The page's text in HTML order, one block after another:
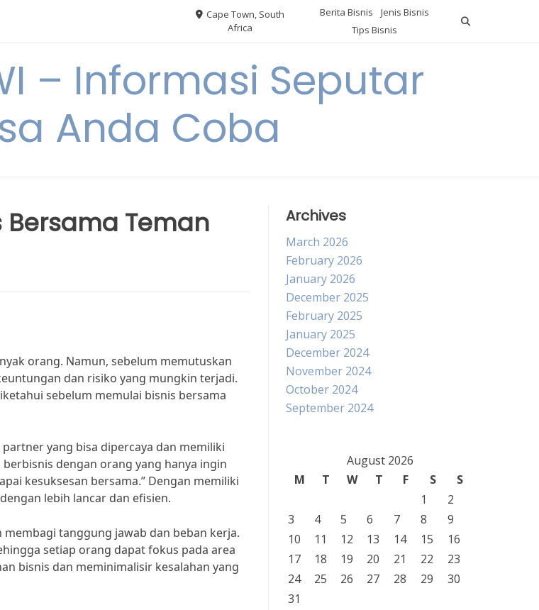
Cape Town, South
Africa
Berita Bisnis
Jenis Bisnis
Tips Bisnis
– Informasi Seputar
Anda Coba
Bersama Teman
orang. Namun, sebelum memutuskan
dan risiko yang mungkin terjadi.
sebelum memulai bisnis bersama
yang bisa dipercaya dan memiliki
berbisnis dengan orang yang hanya ingin
kesuksesan bersama.” Dengan memiliki
lebih lancar dan efisien.
tanggung jawab dan beban kerja.
setiap orang dapat fokus pada area
bisnis dan meminimalisir kesalahan yang
Archives
March 2026
February 2026
January 2026
December 2025
February 2025
January 2025
December 2024
November 2024
October 2024
September 2024
August 2026
M
T W T F S
S
1
2
3
4 5 6 7 8
9
10
11 12 13 14 15
16
17
18 19 20 21 22
23
24
25 26 27 28 29
30
31